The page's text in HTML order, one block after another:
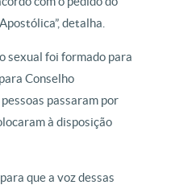
detalha.
sexual foi formado para
Conselho
passaram por
à disposição
que a voz dessas